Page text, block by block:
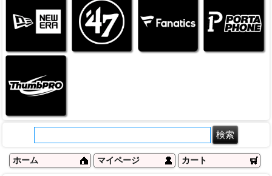
ホーム マイページ カート